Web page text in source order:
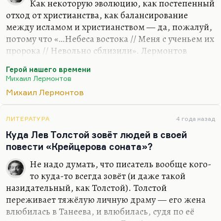
наслаждался, описывая…
Как некоторую эволюцию, как постепенный
отход от христианства, как балансирование
между исламом и христианством — да, пожалуй,
потому что «…Небеса востока // Меня с ученьем их
пророка // Невольно сблизили». Лермонтов
повесть «Героя нашего времени» — имеет
серьёзные пересечения с исламским
мировоззрением. Корни лермонтовского
статья «Мцыри и Маугли: две колонизации», как
сейчас помню, в журнале «Русская литературе»… в
журнале «Литература в школе». Там речь шла о
том, что «Маугли» и «Мцыри» — это две
противоположные стратегии в отношении
завоёвываемых земель:…
Герой нашего времени
Михаил Лермонтов
Михаил Лермонтов
ЛИТЕРАТУРА 4 года назад
Куда Лев Толстой зовёт людей в своей
повести «Крейцерова соната»?
Не надо думать, что писатель вообще кого-
то куда-то всегда зовёт (и даже такой
назидательный, как Толстой). Толстой
переживает тяжёлую личную драму — его жена
влюбилась в Танеева, и влюбилась, судя по её